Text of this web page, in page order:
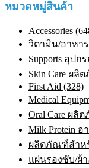
หมวดหมู่สินค้า
Accessories
วิตามิน/อาหาร
Supports อุปก
Skin Care ผลิ
First Aid (328)
Medical
Oral Care ผลิ
Milk Protein
ผลิตภัณฑ์สำห
แผ่นรองซับ/ผ้